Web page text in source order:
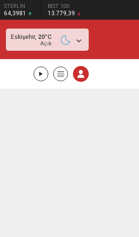
STERLİN
64,3981
BIST 100
13.779,39
Eskişehir, 20°C
Açık